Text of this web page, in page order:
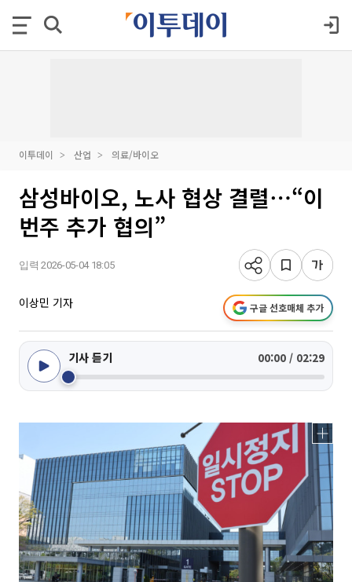
이투데이 산업 의료/바이오
삼성바이오, 노사 협상 결렬⋯“이
번주 추가 협의”
입력 2026-05-04 18:05
이상민 기자 구글 선호매체 추가
기사 듣기 00:00 / 02:29